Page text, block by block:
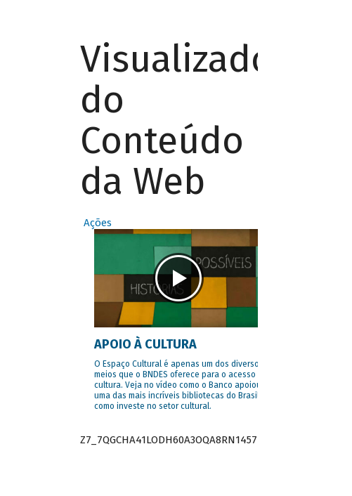
Visualizador
do
Conteúdo
da Web
Ações
APOIO À CULTURA
O Espaço Cultural é apenas um dos diversos
meios que o BNDES oferece para o acesso à
cultura. Veja no vídeo como o Banco apoiou
uma das mais incríveis bibliotecas do Brasil e
como investe no setor cultural.
Z7_7QGCHA41LODH60A3OQA8RN1457